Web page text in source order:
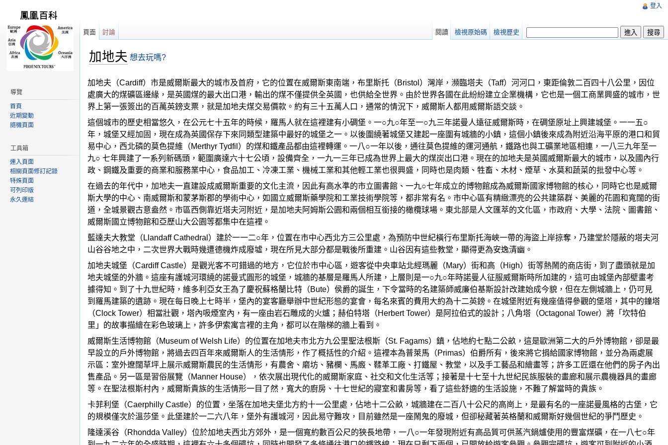
加地夫 想去玩嗎?
加地夫（Cardiff）市是威爾斯最大的城市及首府，它的位置在威爾斯東南端，布里斯托（Bristol）灣岸，瀕臨塔夫（Taff）河河口，東距倫敦二百四十八公里，因位
處廣大的煤礦區邊緣，是英國煤的最大出口港，輸出的煤不僅提供全英國，也供給全世界。由於世界各國在此紛紛建立企業機構，它也是一個工商業興盛的城市，世
界上第一張簽出的百萬英鎊支票，就是加地夫煤交易價款。約有三十五萬人口，通常的情況下，威爾斯人都用威爾斯語交談。
這個城市的歷史相當悠久，在公元七十五年的時候，羅馬人就在這裡建有小碉堡。一○九○年至一○九三年諾曼人遠征威爾斯時，在碉堡原址上興建城堡。一一五○
年，城堡又經加固，現在成為英國保存下來同類型建築中最好的城堡之一。以後圍繞著城堡又建起一座圍有城牆的小鎮，這個小鎮後來成為附近沿海平原的港口和貿
易中心，西北磷的莫色提維（Merthyr Tydfil）的煤和鐵產品都由這裡轉運。一八○一年以後，通往莫色提維的運河通航，鐵路也與工礦業地區相連，一八三九年至一
九○ 七年興建了一系列新碼頭，範圍廣達六十七公頃，設備齊全，一九一三年已成為世界上最大的煤炭出口港。現在的加地夫是英國威爾斯最大的城市，以及國內行
政、鋼鐵及重要的商業和服務業中心，食品加工、冷凍工業、機械工業和其他輕工業也很興盛，同時也是肉類、牲畜、木材、煙草、水莫和蔬菜的批發中心等。
在過去的年代中，加地夫一直建設成威爾斯重要的文化主流，因此有高水準的市立圖書館、一九○七年成立的博物館成為威爾斯國家博物館的核心，同時它也是威爾
斯大學的中心、南威爾斯和蒙茅斯郡的學術中心，如國立威爾斯藥學院和工業技術學院等，都非常有名。市中心區有精緻漂亮的公共建築群、美麗的花園和寬闊的街
道，全城景觀古意盎然。市區西側靠近塔夫河附近，是加地夫阿姆斯公園和兩個相互銜接的橄欖球場。東北部是人文匯萃的文化區，市政府、大學、法院、圖書館、
威爾斯國立博物館和亞歷山大公園等都集中在這裡。
藍達夫大教堂（Llandaff Cathedral）建於一一二○年，位置在市中心西北方三公里處，為預防中世紀橫行布里斯托海峽一帶的海盜上岸掠奪，乃建堂於隱蔽的塔夫河
山谷谷地之中，二次世界大戰時幾遭德機炸成廢墟，現在所見大部分都是戰後所重建。山谷因有這些教堂，顯得更為安逸清幽。
加地夫城堡（Cardiff Castle）是觀光客不可錯過的地方，它位於市中心區，遊客從中央車站北經瑪麗（Mary）街和高（High）街等熱鬧的商店街，到了盡頭就是加
地夫城堡的外牆。這座有護城河環繞的諾曼式圓形的城堡，城牆的基層是羅馬人所建，上層則是一○九○年時諾曼人征服威爾斯時所加建的，這可由城堡內部壁畫考
據得知。到了十九世紀時，維多利亞女王為了慶祝蘇格蘭比特（Bute）侯爵的誕生，下令當時的名建築師威廉伯基斯設計改建始成今貌，但在左側城牆上，仍可見
到羅馬建築的遺跡。現在每日晚上七時半，堡內的宴客廳舉辦中世紀形態的宴會，每名來賓的費用大約為十二英鎊。在城堡附近有幾座值得參觀的堡塔，其中的鐘塔
（Clock Tower）相當壯觀，塔內吸煙室內，有一座由岩石雕成的火爐；赫伯特塔（Herbert Tower）是阿拉伯式的設計；八角塔（Octagonal Tower）將「坎特伯
里」的故事描繪在彩色玻璃上，許多伊索寓言裡的主角，都可以在階梯的牆上看到。
威爾斯生活博物館（Museum of Welsh Life）的位置在加地夫市北方九公里聖法根斯（St. Fagams）鎮，佔地約七點二公畝，這是歐洲第二大的戶外博物館，卻是最
早設立的戶外博物館，將過去四百年來威爾斯人的生活情形，作了概括性的介紹。這裡本為普萊馬（Primas）伯爵所有，後來將它捐給國家博物館，並分為兩處展
示區：室外遼闊草坪上展示威爾斯農民的生活情形，有農舍、磨坊、豬欄、馬廄、鞣革工廠、打鐵屋、教堂，以及手工藝品和繪畫等；許多工匠還在他們的房子內出
售產品。另一區是習俗展覽（Manner House），依次展出現代化的威爾斯家庭、社交和文化生活等；接著是十七至十九世紀民族服裝的畫廊和展示農機器具的畫廊
等。在聖法根斯村內，威爾斯貴族的生活情形一目了然，寬大的廚房、十七世紀的寢室和書房等，看了這些舒適的生活設施，不難了解當時的貴族。
卡菲利堡（Caerphilly Castle）的位置，坐落在加地夫堡北方約十一公里處，佔地十二公畝，城牆建在二百八十公尺的高崗上，是最有名的一座諾曼風格的古堡，它
的規模僅次於溫莎堡。此堡建於一二六八年，堡外有護城河，因此易守難攻，目前雖然是一座鬧鬼的廢城，但卻秘藏著英格蘭和威爾斯好幾個世紀的爭鬥歷史。
隆達溪谷（Rhondda Valley）位於加地夫西北方郊外，是一個寬約數百公尺的狹長地帶，一八○一年發現附近有高品質可供蒸汽鍋爐使用的豐富煤礦，在一八七○年
登入
頁面 討論 閱讀 檢視原始碼 檢視歷史
導覽
首頁
近期變動
隨機頁面
工具箱
連入頁面
相關頁面修訂記錄
特殊頁面
可列印版
永久連結